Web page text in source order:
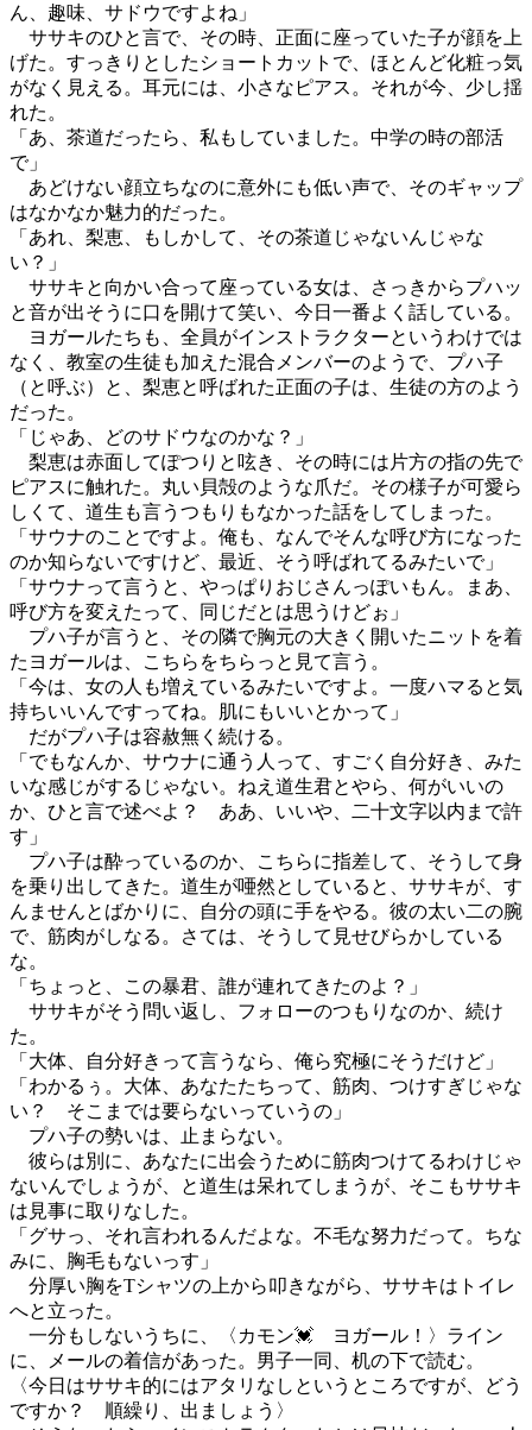
ん、趣味、サドウですよね」
ササキのひと言で、その時、正面に座っていた子が顔を上
げた。すっきりとしたショートカットで、ほとんど化粧っ気
がなく見える。耳元には、小さなピアス。それが今、少し揺
れた。
「あ、茶道だったら、私もしていました。中学の時の部活
で」
あどけない顔立ちなのに意外にも低い声で、そのギャップ
はなかなか魅力的だった。
「あれ、梨恵、もしかして、その茶道じゃないんじゃな
い？」
ササキと向かい合って座っている女は、さっきからプハッ
と音が出そうに口を開けて笑い、今日一番よく話している。
ヨガールたちも、全員がインストラクターというわけでは
なく、教室の生徒も加えた混合メンバーのようで、プハ子
（と呼ぶ）と、梨恵と呼ばれた正面の子は、生徒の方のよう
だった。
「じゃあ、どのサドウなのかな？」
梨恵は赤面してぽつりと呟き、その時には片方の指の先で
ピアスに触れた。丸い貝殻のような爪だ。その様子が可愛ら
しくて、道生も言うつもりもなかった話をしてしまった。
「サウナのことですよ。俺も、なんでそんな呼び方になった
のか知らないですけど、最近、そう呼ばれてるみたいで」
「サウナって言うと、やっぱりおじさんっぽいもん。まあ、
呼び方を変えたって、同じだとは思うけどぉ」
プハ子が言うと、その隣で胸元の大きく開いたニットを着
たヨガールは、こちらをちらっと見て言う。
「今は、女の人も増えているみたいですよ。一度ハマると気
持ちいいんですってね。肌にもいいとかって」
だがプハ子は容赦無く続ける。
「でもなんか、サウナに通う人って、すごく自分好き、みた
いな感じがするじゃない。ねえ道生君とやら、何がいいの
か、ひと言で述べよ？ ああ、いいや、二十文字以内まで許
す」
プハ子は酔っているのか、こちらに指差して、そうして身
を乗り出してきた。道生が唖然としていると、ササキが、す
んませんとばかりに、自分の頭に手をやる。彼の太い二の腕
で、筋肉がしなる。さては、そうして見せびらかしている
な。
「ちょっと、この暴君、誰が連れてきたのよ？」
ササキがそう問い返し、フォローのつもりなのか、続け
た。
「大体、自分好きって言うなら、俺ら究極にそうだけど」
「わかるぅ。大体、あなたたちって、筋肉、つけすぎじゃな
い？ そこまでは要らないっていうの」
プハ子の勢いは、止まらない。
彼らは別に、あなたに出会うために筋肉つけてるわけじゃ
ないんでしょうが、と道生は呆れてしまうが、そこもササキ
は見事に取りなした。
「グサっ、それ言われるんだよな。不毛な努力だって。ちな
みに、胸毛もないっす」
分厚い胸をTシャツの上から叩きながら、ササキはトイレ
へと立った。
一分もしないうちに、〈カモン💓 ヨガール！〉ライン
に、メールの着信があった。男子一同、机の下で読む。
〈今日はササキ的にはアタリなしというところですが、どう
ですか？ 順繰り、出ましょう〉